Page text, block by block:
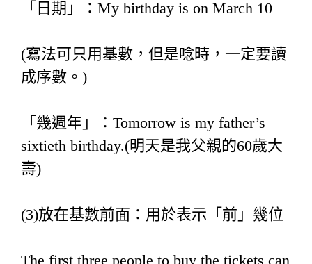
「日期」：My birthday is on March 10
(寫法可只用基數，但是唸時，一定要讀
成序數。)
「幾週年」：Tomorrow is my father’s
sixtieth birthday.(明天是我父親的60歲大
壽)
(3)放在基數前面：用於表示「前」幾位
The first three people to buy the tickets can